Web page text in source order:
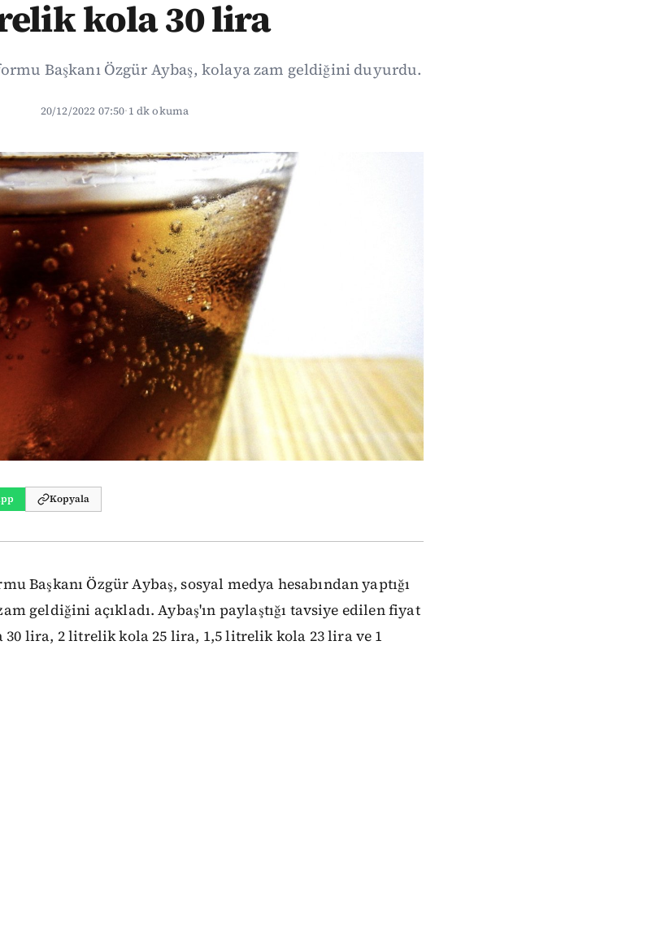
kola 30 lira
Başkanı Özgür Aybaş, kolaya zam geldiğini duyurdu.
20/12/2022 07:50·1 dk okuma
Kopyala
Başkanı Özgür Aybaş, sosyal medya hesabından yaptığı
geldiğini açıkladı. Aybaş'ın paylaştığı tavsiye edilen fiyat
lira, 2 litrelik kola 25 lira, 1,5 litrelik kola 23 lira ve 1